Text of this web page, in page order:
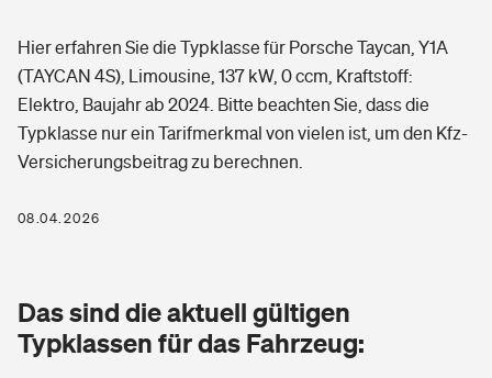
Arbeitsrechtsschutz
Berufshaftpflichtversicherung
Rentenrechner: Wie viel Geld bekomme ich im Alter?
Hausratversicherung
Elementarversicherung
Photovoltaik
Wärmepumpen versichern
Vermieterrrechtsschutz
Pri­vate Haft­pflicht­
Rechts­schutz­ver­si­che­rung
Kinderunfall­ver­si­che­rung
Gesundheit
Private Krankenversicherung
Tierkrankenversicherung
Hier erfahren Sie die Typklasse für Porsche Taycan, Y1A
(TAYCAN 4S), Limousine, 137 kW, 0 ccm, Kraftstoff:
Elektro, Baujahr ab 2024. Bitte beachten Sie, dass die
Typklasse nur ein Tarifmerkmal von vielen ist, um den Kfz-
Versicherungsbeitrag zu berechnen.
08.04.2026
Das sind die aktuell gültigen
Typklassen für das Fahrzeug: